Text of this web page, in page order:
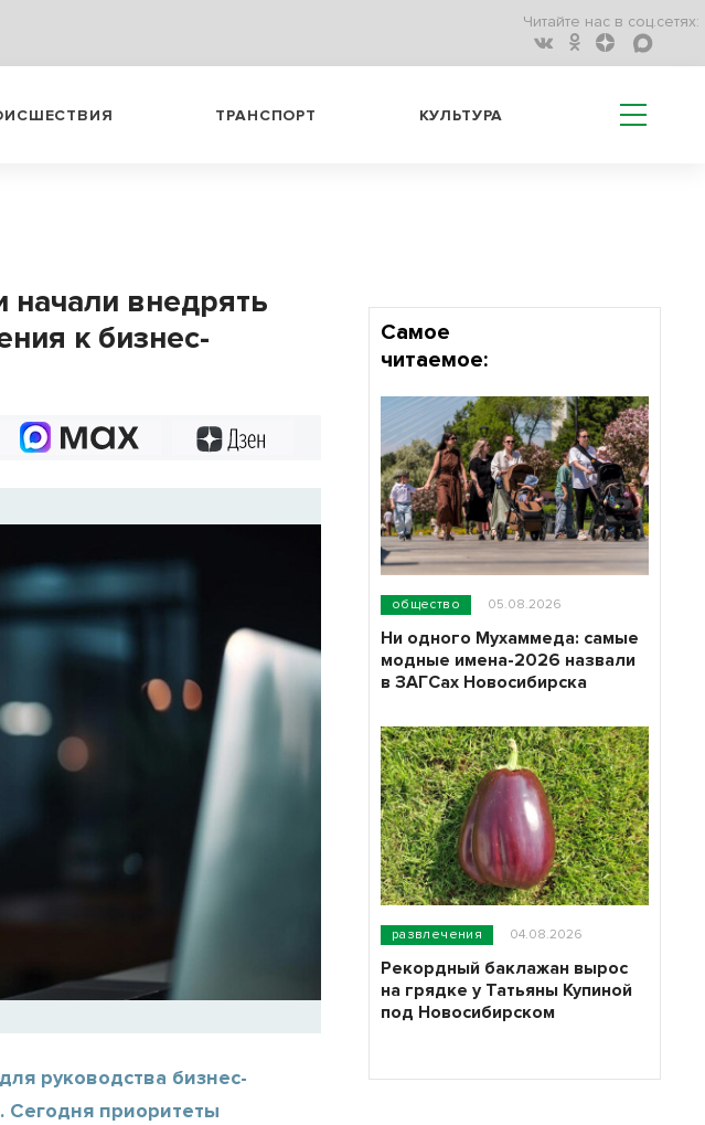
Читайте нас в соц.сетях:
ТРАНСПОРТ КУЛЬТУРА
начали внедрять
к бизнес-
руководства бизнес-
Сегодня приоритеты
Самое
читаемое:
общество 05.08.2026
Ни одного Мухаммеда: самые
модные имена-2026 назвали
в ЗАГСах Новосибирска
развлечения 04.08.2026
Рекордный баклажан вырос
на грядке у Татьяны Купиной
под Новосибирском